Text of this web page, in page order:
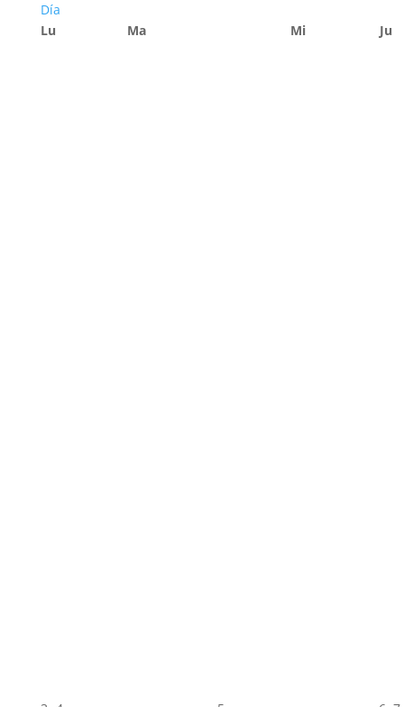
Día
Lu
Ma Mi Ju